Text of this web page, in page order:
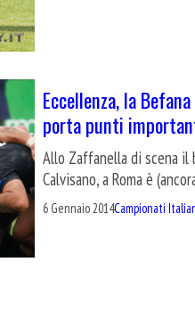
Eccellenza, la
porta punti
Allo Zaffanella di scena il
Calvisano, a Roma è
6 Gennaio 2014Campionati